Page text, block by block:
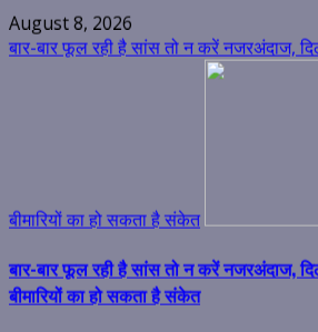
August 8, 2026
ओटीटी पर दस्तक देने जा रही कंगना रनौत की ‘भारत